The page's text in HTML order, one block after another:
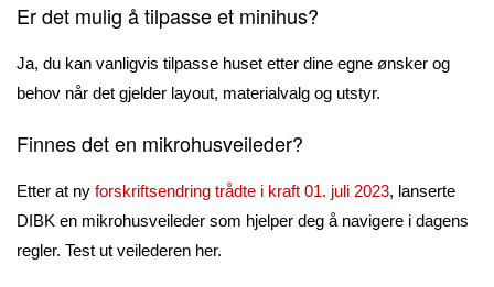
Er det mulig å tilpasse et minihus?
Ja, du kan vanligvis tilpasse huset etter dine egne ønsker og
behov når det gjelder layout, materialvalg og utstyr.
Finnes det en mikrohusveileder?
Etter at ny forskriftsendring trådte i kraft 01. juli 2023, lanserte
DIBK en mikrohusveileder som hjelper deg å navigere i dagens
regler. Test ut veilederen her.